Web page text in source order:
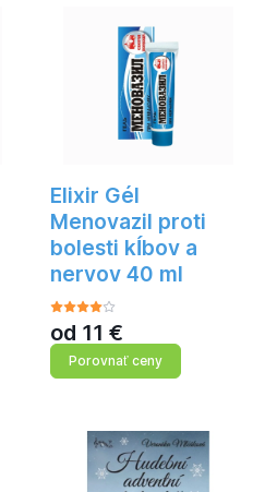
Elixir Gél
Menovazil proti
bolesti kĺbov a
nervov 40 ml
od 11 €
Porovnať ceny